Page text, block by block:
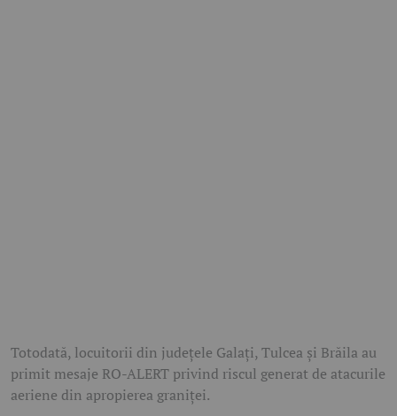
Totodată, locuitorii din județele Galați, Tulcea și Brăila au
primit mesaje RO-ALERT privind riscul generat de atacurile
aeriene din apropierea graniței.